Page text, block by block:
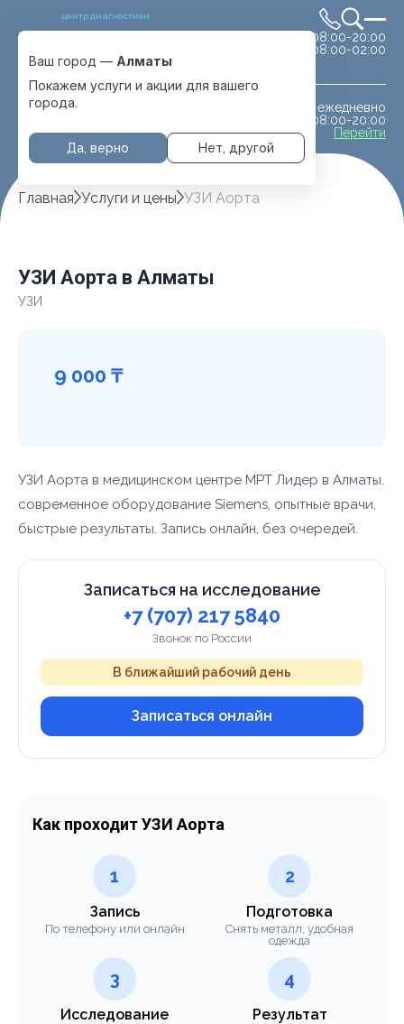
центр диагностики
Выбрать город
с. Отеген батыра
сб-вс 08:00-20:00
08:00-02:00
ежедневно
08:00-20:00
Перейти
Ваш город — Алматы
Покажем услуги и акции для вашего
города.
Да, верно Нет, другой
Главная Услуги и цены УЗИ Аорта
УЗИ Аорта в Алматы
УЗИ
9 000 ₸
УЗИ Аорта в медицинском центре МРТ Лидер в Алматы.
современное оборудование Siemens, опытные врачи,
быстрые результаты. Запись онлайн, без очередей.
Записаться на исследование
+7 (707) 217 5840
Звонок по России
В ближайший рабочий день
Записаться онлайн
Как проходит УЗИ Аорта
1
Запись
По телефону или онлайн
2
Подготовка
Снять металл, удобная
одежда
3
Исследование
4
Результат